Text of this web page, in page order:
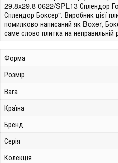
29.8x29.8 0622/SPL13 Сплендор
Сплендор Боксер". Виробник цієї
помилково написаний як Boxer,
саме слово плитка на
Форма
Розмір
Вага
Країна
Бренд
Серія
Колекція